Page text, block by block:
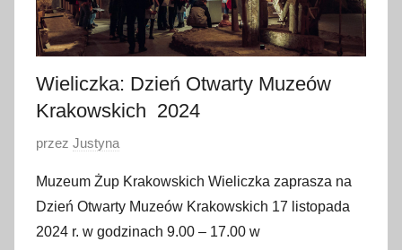
Wieliczka: Dzień Otwarty Muzeów
Krakowskich 2024
O
u
b
l
przez Justyna
Muzeum Żup Krakowskich Wieliczka zaprasza na
Dzień Otwarty Muzeów Krakowskich 17 listopada
2024 r. w godzinach 9.00 – 17.00 w